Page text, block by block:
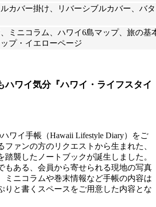
カバー掛け、リバーシブルカバー、バ
、ミニコラム、ハワイ6島マップ、旅の
プ・イエローページ
ハワイ気分『ハワイ・ライフスタイ
ワイ手帳（Hawaii Lifestyle Diary）をご
ファンの方のリクエストから生まれた、
踏襲したノートブックが誕生しました。
もある、会員から寄せられる現地の写真
ミニコラムや巻末情報など手帳の内容は
りと書くスペースをご用意した内容とな